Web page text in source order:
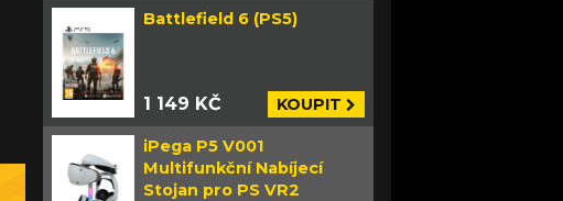
Battlefield 6 (PS5)
1 149 KČ KOUPIT
iPega P5 V001
Multifunkční Nabíjecí
Stojan pro PS VR2